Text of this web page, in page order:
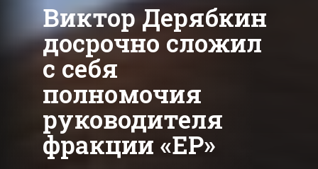
Виктор Дерябкин
досрочно сложил
с себя
полномочия
руководителя
фракции «ЕР»